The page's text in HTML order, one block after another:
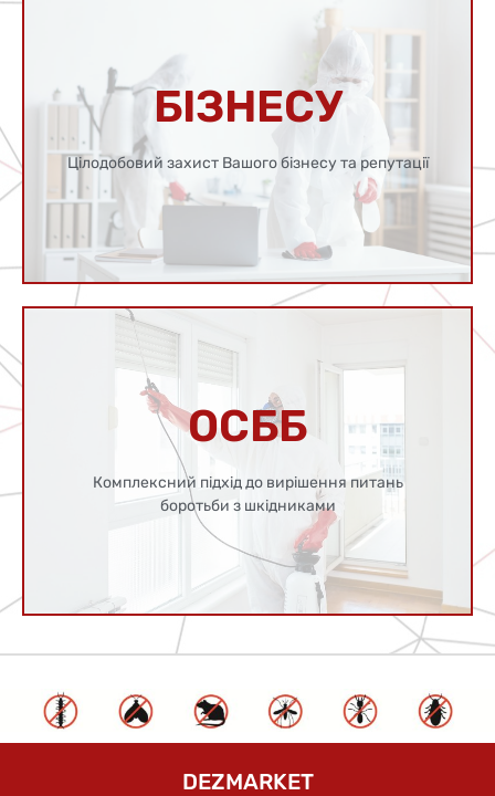
БІЗНЕСУ
Цілодобовий захист Вашого бізнесу та репутації
БІЗНЕСУ
Ваша безпека - наша відповідальність
ОСББ
Комплексний підхід до вирішення питань
боротьби з шкідниками
ОСББ
Захист вашого будинку за всіма діючими
стандартами та нормами
Детальніше
DEZMARKET